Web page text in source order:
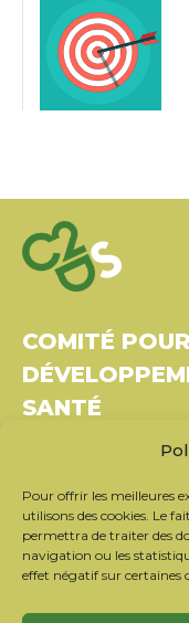
Pour offrir les meilleures
utilisons des cookies. Le
permettra de traiter des
navigation ou les
effet négatif sur certaines
COMITÉ
SANTÉ
Bâtiment Le
Tél. : 06 26 49 36 81
TwitterLinkedIn